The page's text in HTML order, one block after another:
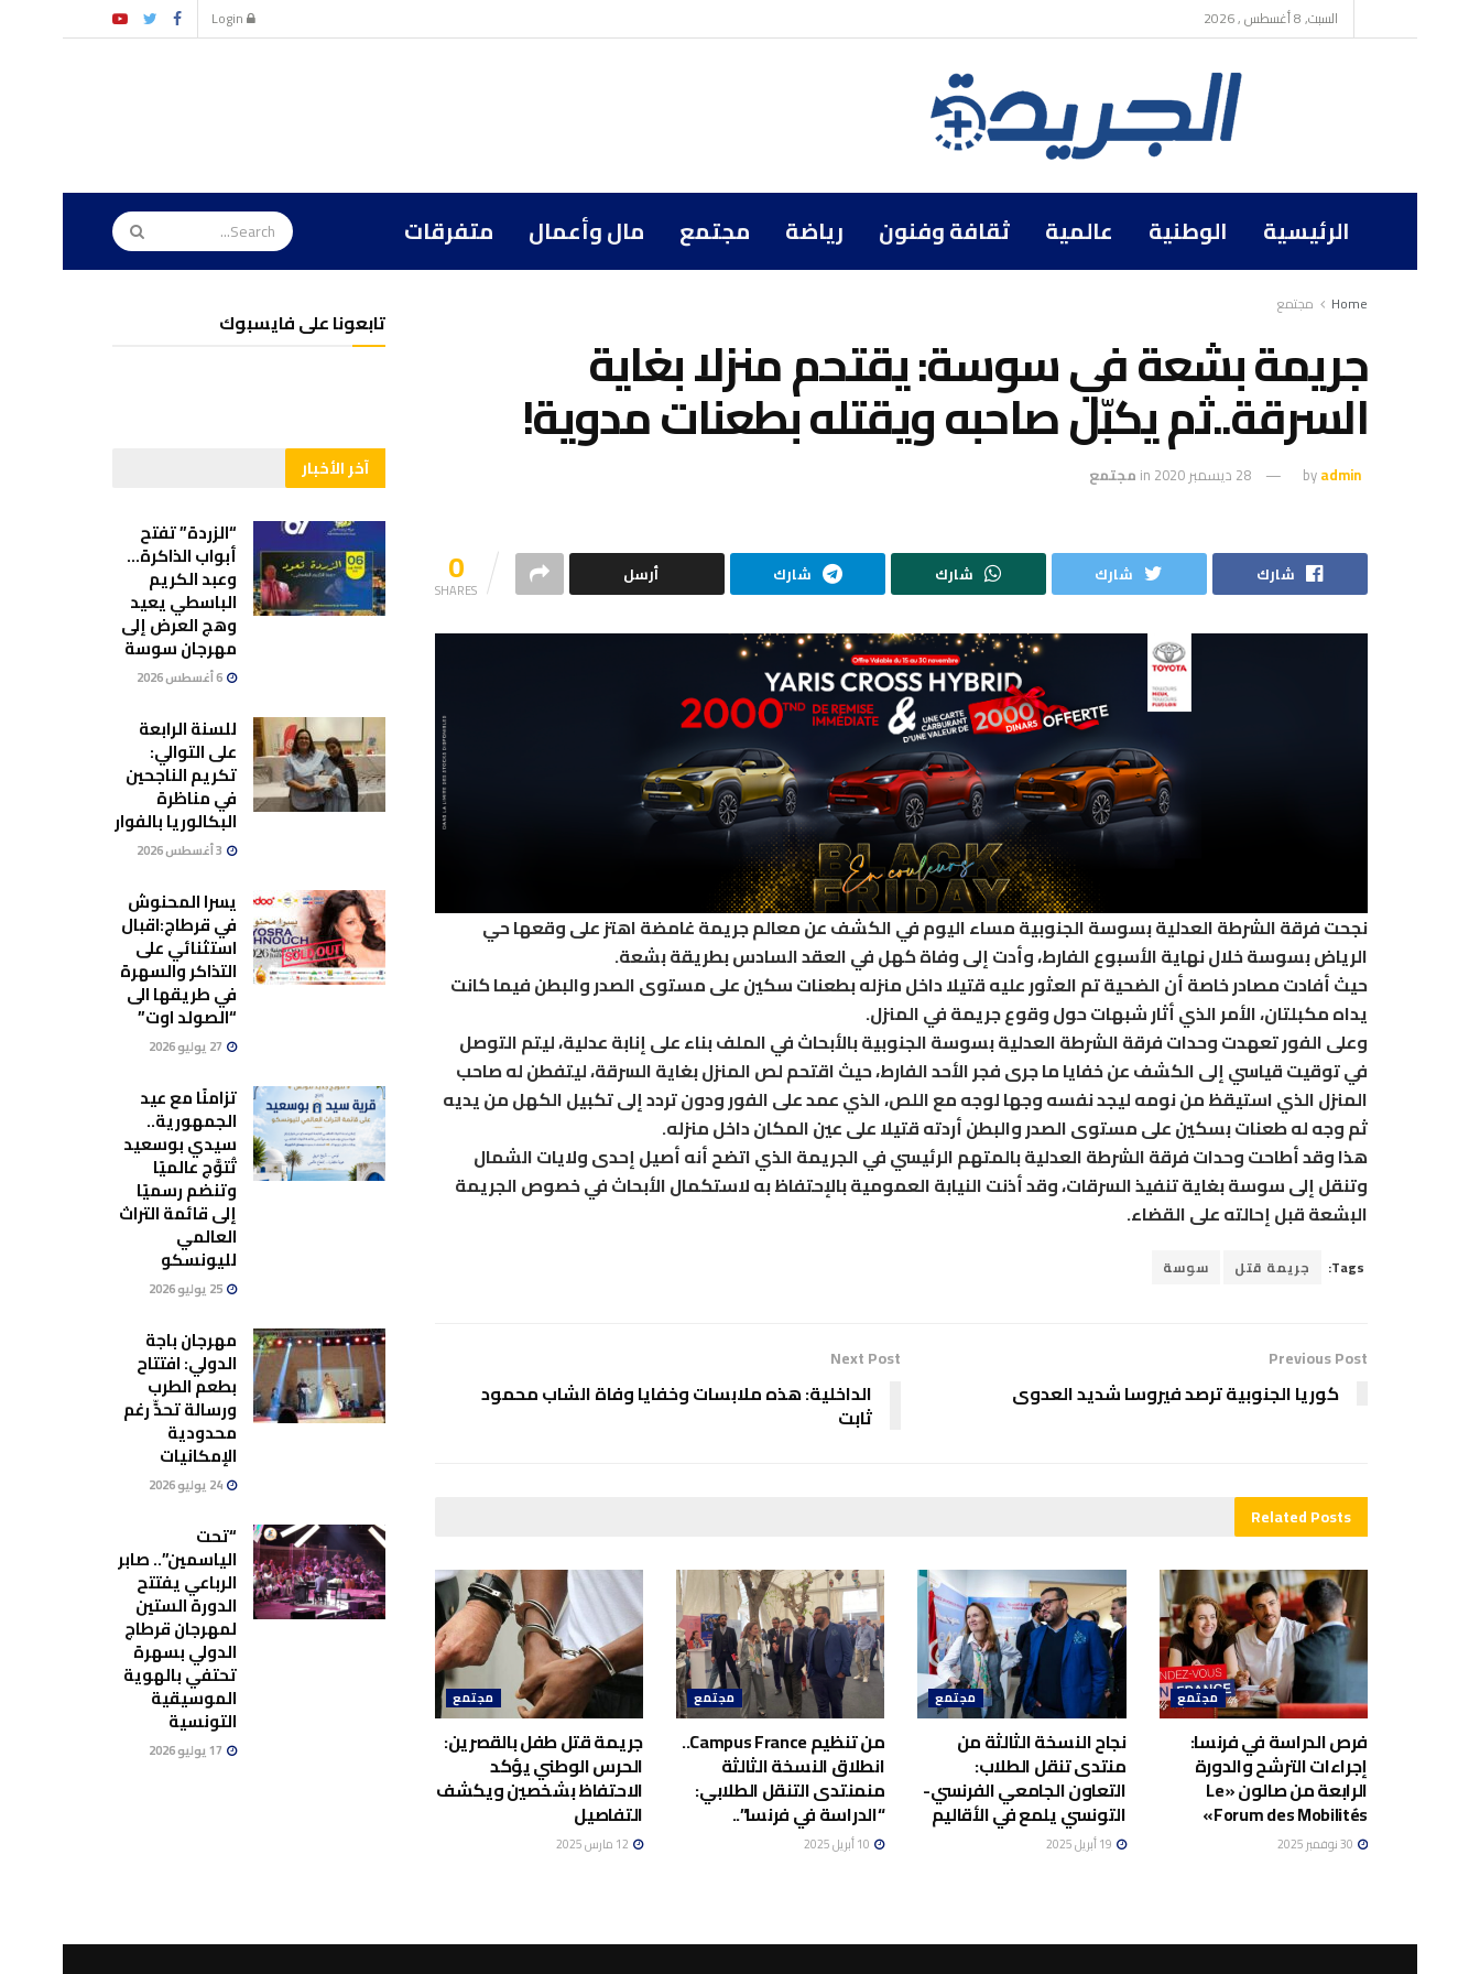
السبت, 8 أغسطس , 2026
الرئيسية الوطنية عالمية ثقافة وفنون رياضة مجتمع مال وأعمال متفرقات
Home مجتمع
جريمة بشعة في سوسة: يقتحم منزلا بغاية
السرقة..ثم يكبّل صاحبه ويقتله بطعنات مدوية!
byadmin 28 ديسمبر 2020 in مجتمع
0
SHARES
شارك شارك شارك شارك أرسل
نجحت فرقة الشرطة العدلية بسوسة الجنوبية مساء اليوم في الكشف عن معالم جريمة غامضة اهتز على وقعها حي
الرياض بسوسة خلال نهاية الأسبوع الفارط، وأدت إلى وفاة كهل في العقد السادس بطريقة بشعة.
حيث أفادت مصادر خاصة أن الضحية تم العثور عليه قتيلا داخل منزله بطعنات سكين على مستوى الصدر والبطن فيما كانت
يداه مكبلتان، الأمر الذي أثار شبهات حول وقوع جريمة في المنزل.
وعلى الفور تعهدت وحدات فرقة الشرطة العدلية بسوسة الجنوبية بالأبحاث في الملف بناء على إنابة عدلية، ليتم التوصل
في توقيت قياسي إلى الكشف عن خفايا ما جرى فجر الأحد الفارط، حيث اقتحم لص المنزل بغاية السرقة، ليتفطن له صاحب
المنزل الذي استيقظ من نومه ليجد نفسه وجها لوجه مع اللص، الذي عمد على الفور ودون تردد إلى تكبيل الكهل من يديه
ثم وجه له طعنات بسكين على مستوى الصدر والبطن أردته قتيلا على عين المكان داخل منزله.
هذا وقد أطاحت وحدات فرقة الشرطة العدلية بالمتهم الرئيسي في الجريمة الذي اتضح أنه أصيل إحدى ولايات الشمال
وتنقل إلى سوسة بغاية تنفيذ السرقات، وقد أذنت النيابة العمومية بالإحتفاظ به لاستكمال الأبحاث في خصوص الجريمة
البشعة قبل إحالته على القضاء.
Tags: جريمة قتل سوسة
Previous Post
كوريا الجنوبية ترصد فيروسا شديد العدوى
Next Post
الداخلية: هذه ملابسات وخفايا وفاة الشاب محمود
ثابت
RelatedPosts
مجتمع
فرص الدراسة في فرنسا:
إجراءات الترشح والدورة
الرابعة من صالون «Le
Forum des Mobilités»
مجتمع
نجاح النسخة الثالثة من
منتدى تنقل الطلاب:
التعاون الجامعي الفرنسي-
التونسي يلمع في الأقاليم
مجتمع
من تنظيم Campus France..
انطلاق النسخة الثالثة
منمنتدى التنقل الطلابي:
“الدراسة في فرنسا”..
مجتمع
جريمة قتل طفل بالقصرين:
الحرس الوطني يؤكد
الاحتفاظ بشخصين ويكشف
التفاصيل
تابعونا على فايسبوك
آخر الأخبار
“الزردة” تفتح
أبواب الذاكرة…
وعبد الكريم
الباسطي يعيد
وهج العرض إلى
مهرجان سوسة
6 أغسطس 2026
للسنة الرابعة
على التوالي:
تكريم الناجحين
في مناظرة
البكالوريا بالفوار
يسرا المحنوش
في قرطاج:اقبال
استثنائي على
التذاكر والسهرة
في طريقها الى
“الصولد اوت”
تزامنًا مع عيد
الجمهورية..
سيدي بوسعيد
تُتوَّج عالميًا
وتنضم رسميًا
إلى قائمة التراث
العالمي
لليونسكو
25 يوليو 2026
مهرجان باجة
الدولي: افتتاح
بطعم الطرب
ورسالة تحدٍّ رغم
محدودية
الإمكانيات
24 يوليو 2026
“تحت
الياسمين”.. صابر
الرباعي يفتتح
الدورة الستين
لمهرجان قرطاج
الدولي بسهرة
تحتفي بالهوية
الموسيقية
التونسية